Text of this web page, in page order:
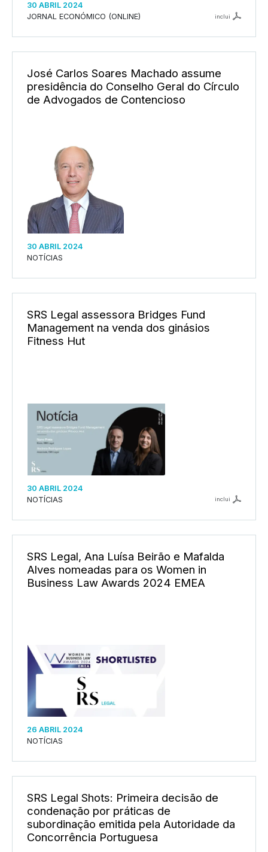
30 ABRIL 2024
JORNAL ECONÓMICO (ONLINE)
inclui
José Carlos Soares Machado assume
presidência do Conselho Geral do Círculo
de Advogados de Contencioso
30 ABRIL 2024
NOTÍCIAS
SRS Legal assessora Bridges Fund
Management na venda dos ginásios
Fitness Hut
30 ABRIL 2024
NOTÍCIAS
inclui
SRS Legal, Ana Luísa Beirão e Mafalda
Alves nomeadas para os Women in
Business Law Awards 2024 EMEA
26 ABRIL 2024
NOTÍCIAS
SRS Legal Shots: Primeira decisão de
condenação por práticas de
subordinação emitida pela Autoridade da
Concorrência Portuguesa